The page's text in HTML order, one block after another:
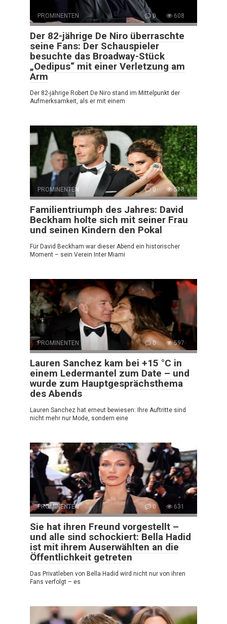
PROMINENTEN 0 608
Der 82-jährige De Niro überraschte
seine Fans: Der Schauspieler
besuchte das Broadway-Stück
„Oedipus“ mit einer Verletzung am
Arm
Der 82-jährige Robert De Niro stand im Mittelpunkt der
Aufmerksamkeit, als er mit einem
PROMINENTEN 0 518
Familientriumph des Jahres: David
Beckham holte sich mit seiner Frau
und seinen Kindern den Pokal
Für David Beckham war dieser Abend ein historischer
Moment – sein Verein Inter Miami
PROMINENTEN 0 597
Lauren Sanchez kam bei +15 °C in
einem Ledermantel zum Date – und
wurde zum Hauptgesprächsthema
des Abends
Lauren Sanchez hat erneut bewiesen: Ihre Auftritte sind
nicht mehr nur Mode, sondern eine
PROMINENTEN 0 631
Sie hat ihren Freund vorgestellt –
und alle sind schockiert: Bella Hadid
ist mit ihrem Auserwählten an die
Öffentlichkeit getreten
Das Privatleben von Bella Hadid wird nicht nur von ihren
Fans verfolgt – es